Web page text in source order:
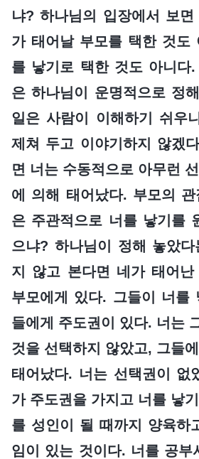
냐? 하나님의 입장에서 보
가 태어날 부모를 택한 것도
를 낳기로 택한 것도 아니다
은 하나님이 운명적으로 정
일은 사람이 이해하기 쉬우
제쳐 두고 이야기하지 않겠
면 너는 수동적으로 아무런
에 의해 태어났다. 부모의
은 주관적으로 너를 낳기를
으냐? 하나님이 정해 놓았
지 않고 본다면 네가 태어난
부모에게 있다. 그들이 너를
들에게 주도권이 있다. 너는
것을 선택하지 않았고, 그들
태어났다. 너는 선택권이 없
가 주도권을 가지고 너를 낳
를 성인이 될 때까지 양육하
임이 있는 것이다. 너를 공부